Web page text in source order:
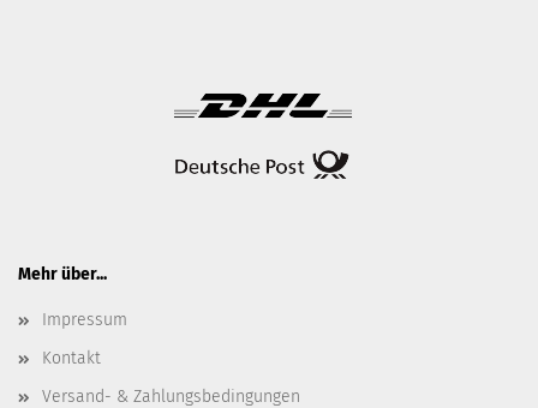
Mehr über...
Impressum
Kontakt
Versand- & Zahlungsbedingungen